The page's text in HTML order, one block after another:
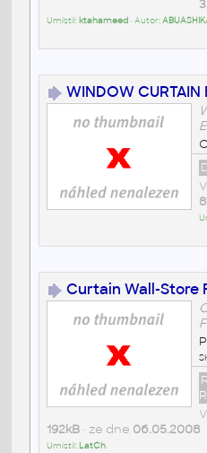
Umístil: ktahameed • Autor:
WINDOW CURTAIN
Curtain Wall-Store
192kB• ze dne 06.05.2008
Umístil: LatCh